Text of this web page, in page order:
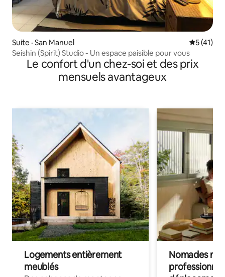
Suite · San Manuel Note
5 (41)
Seishin (Spirit) Studio - Un espace paisible pour vous
Le confort d'un chez-soi et des prix
mensuels avantageux
Logements entièrement
meublés
Nomades